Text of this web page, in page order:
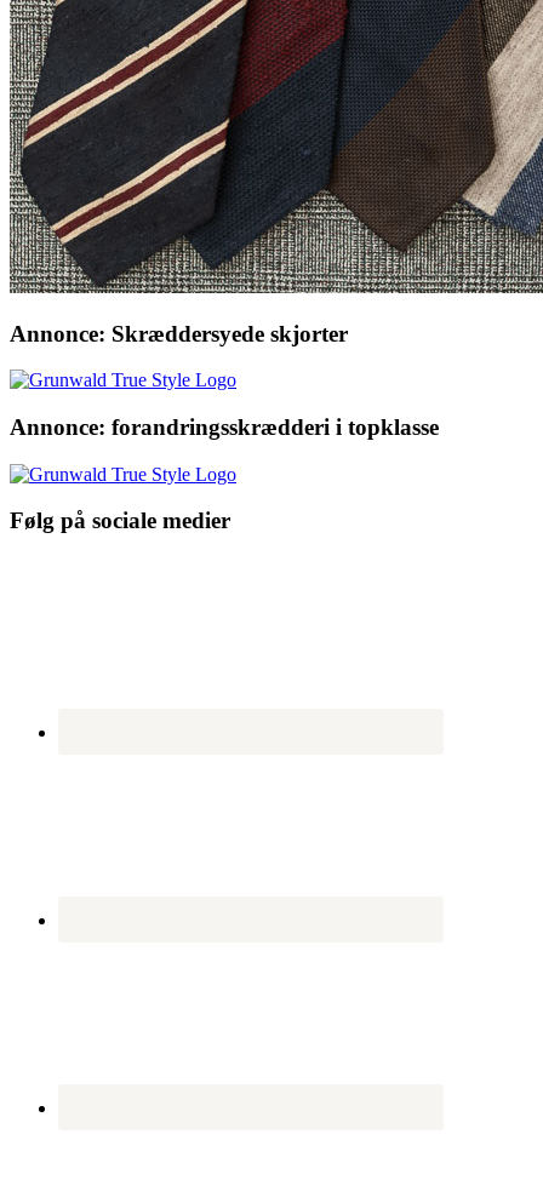
Annonce: Skræddersyede skjorter
Annonce: forandringsskrædderi i topklasse
Følg på sociale medier